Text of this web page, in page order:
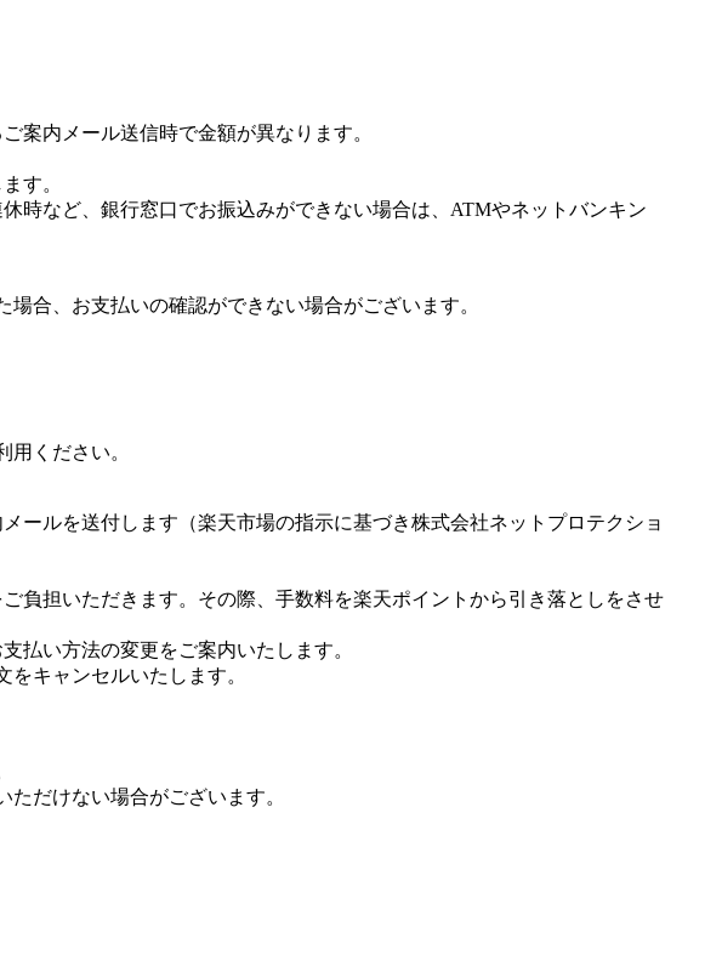
案内メール送信時で金額が異なります。
す。
時など、銀行窓口でお振込みができない場合は、ATMやネットバンキン
合、お支払いの確認ができない場合がございます。
用ください。
ールを送付します（楽天市場の指示に基づき株式会社ネットプロテクショ
負担いただきます。その際、手数料を楽天ポイントから引き落としをさせ
払い方法の変更をご案内いたします。
キャンセルいたします。
だけない場合がございます。